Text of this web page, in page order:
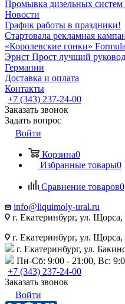
Промывка дизельных систем
Новости
График работы в праздники!
Стартовала рекламная
«Королевские гонки»
Эрнст Прост лучший
Германии
Доставка и оплата
Контакты
+7 (343) 237-24-00
Заказать звонок
Задать вопрос
Войти
Корзина0
Избранные товары0
Сравнение товаров0
info@liquimoly-ural.ru
г. Екатеринбург, ул. Щорса,
г. Екатеринбург, ул. Щорса,
г. Екатеринбург, ул.
Пн-Сб: 9:00 - 21:00, Вс:
+7 (343) 237-24-00
Заказать звонок
Войти